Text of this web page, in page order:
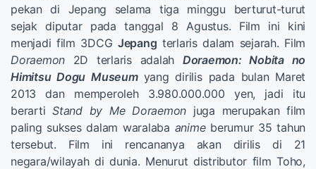
pekan di Jepang selama tiga minggu berturut-turut
sejak diputar pada tanggal 8 Agustus. Film ini kini
menjadi film 3DCG Jepang terlaris dalam sejarah. Film
Doraemon 2D terlaris adalah Doraemon: Nobita no
Himitsu Dogu Museum yang dirilis pada bulan Maret
2013 dan memperoleh 3.980.000.000 yen, jadi itu
berarti Stand by Me Doraemon juga merupakan film
paling sukses dalam waralaba animeberumur 35 tahun
tersebut. Film ini rencananya akan dirilis di 21
negara/wilayah di dunia. Menurut distributor film Toho,